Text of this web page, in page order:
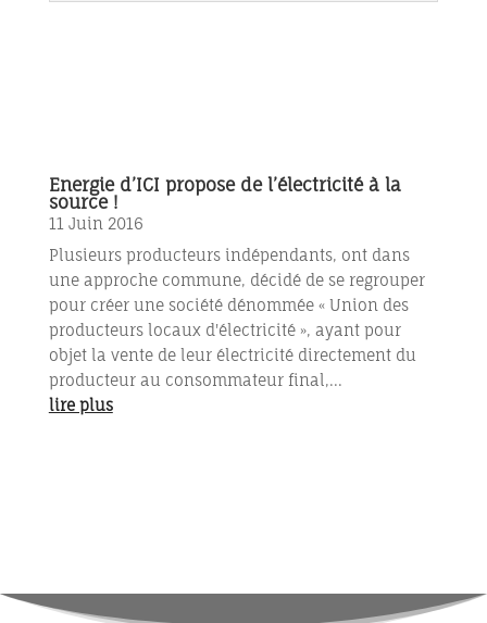
Energie d’ICI propose de l’électricité à la
source !
11 Juin 2016
Plusieurs producteurs indépendants, ont dans
une approche commune, décidé de se regrouper
pour créer une société dénommée « Union des
producteurs locaux d'électricité », ayant pour
objet la vente de leur électricité directement du
producteur au consommateur final,...
lire plus